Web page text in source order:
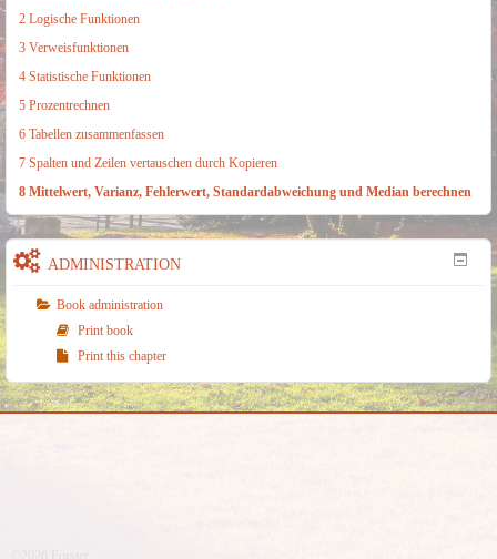
2 Logische Funktionen
3 Verweisfunktionen
4 Statistische Funktionen
5 Prozentrechnen
6 Tabellen zusammenfassen
7 Spalten und Zeilen vertauschen durch Kopieren
8 Mittelwert, Varianz, Fehlerwert, Standardabweichung und Median berechnen
ADMINISTRATION
Book administration
Print book
Print this chapter